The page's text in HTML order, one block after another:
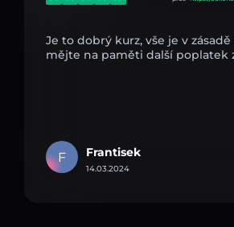
Je to dobrý kurz, vše je v
mějte na paměti další poplatek
F Frantisek
14.03.2024